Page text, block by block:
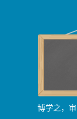
博学之，